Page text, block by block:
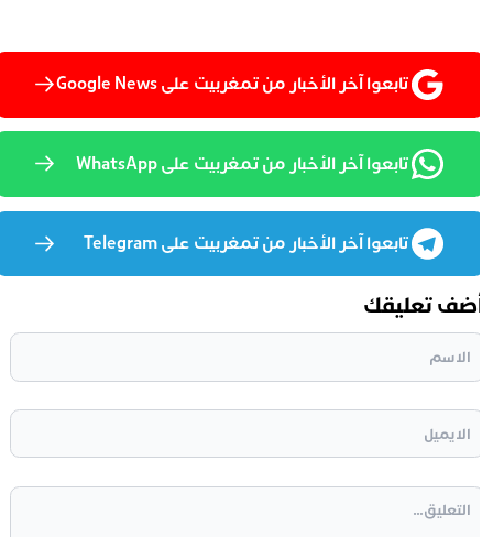
تابعوا آخر الأخبار من تمغربيت على Google News
تابعوا آخر الأخبار من تمغربيت على WhatsApp
تابعوا آخر الأخبار من تمغربيت على Telegram
تعليقك